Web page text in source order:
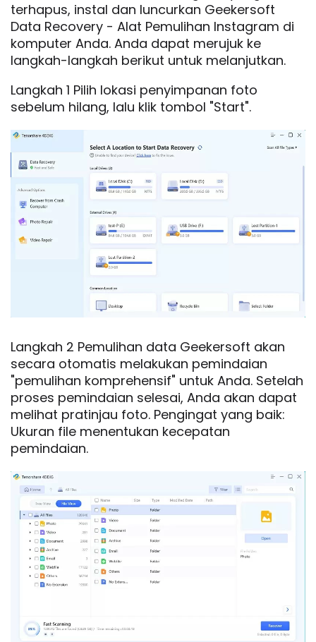
terhapus, instal dan luncurkan Geekersoft
Data Recovery - Alat Pemulihan Instagram di
komputer Anda. Anda dapat merujuk ke
langkah-langkah berikut untuk melanjutkan.
Langkah 1 Pilih lokasi penyimpanan foto
sebelum hilang, lalu klik tombol "Start".
Langkah 2 Pemulihan data Geekersoft akan
secara otomatis melakukan pemindaian
"pemulihan komprehensif" untuk Anda. Setelah
proses pemindaian selesai, Anda akan dapat
melihat pratinjau foto. Pengingat yang baik:
Ukuran file menentukan kecepatan
pemindaian.